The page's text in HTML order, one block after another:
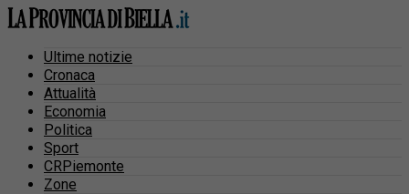
Ultime notizie
Cronaca
Attualità
Economia
Politica
Sport
CRPiemonte
Zone